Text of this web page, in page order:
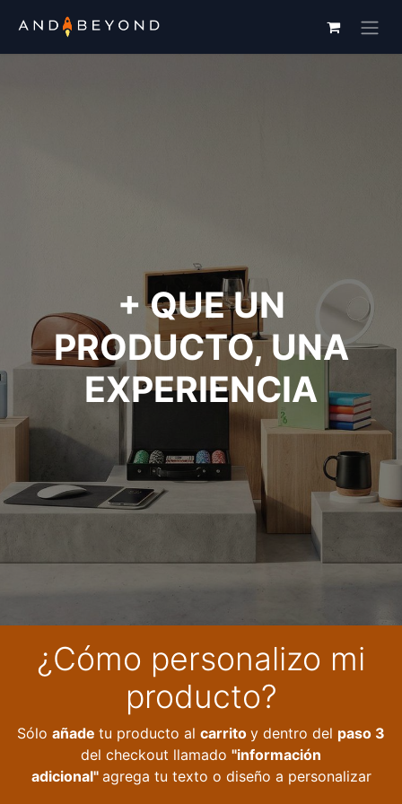
+ QUE UN
PRODUCTO, UNA
EXPERIENCIA
¿Cómo personalizo mi
producto?
Sólo añade tu producto al carrito y dentro del paso 3
del checkout llamado "información
adicional" agrega tu texto o diseño a personalizar